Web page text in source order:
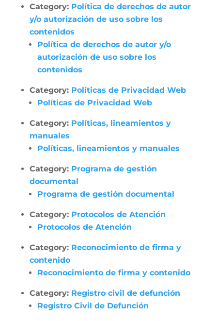
Category: Política de derechos de autor
y/o autorización de uso sobre los
contenidos
Política de derechos de autor y/o
autorización de uso sobre los
contenidos
Category: Políticas de Privacidad Web
Políticas de Privacidad Web
Category: Políticas, lineamientos y
manuales
Políticas, lineamientos y manuales
Category: Programa de gestión
documental
Programa de gestión documental
Category: Protocolos de Atención
Protocolos de Atención
Category: Reconocimiento de firma y
contenido
Reconocimiento de firma y contenido
Category: Registro civil de defunción
Registro Civil de Defunción